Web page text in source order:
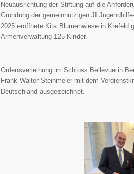
Neuausrichtung der Stiftung auf die
Gründung der gemeinnützigen JI
2025 eröffnete Kita Blumenwiese in Krefeld
Armenverwaltung 125 Kinder.
Ordensverleihung im Schloss Bellevue in
Frank-Walter Steinmeier mit dem
Deutschland ausgezeichnet.